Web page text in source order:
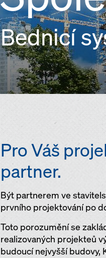
Bednicí
Pro Váš
partner.
Být partnerem ve
prvního projektování po
Toto porozumění se
realizovaných projekteů
budoucí nejvyšší budovy,